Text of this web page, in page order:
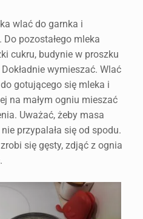
wlać do garnka i
pozostałego mleka
cukru, budynie w proszku
wymieszać. Wlać
gotującego się mleka i
na małym ogniu mieszać
Uważać, żeby masa
przypalała się od spodu.
się gęsty, zdjąć z ognia